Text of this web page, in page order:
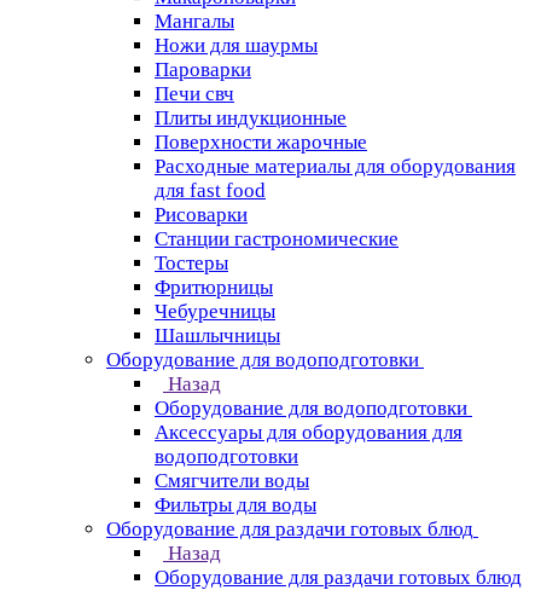
Мангалы
Ножи для шаурмы
Пароварки
Печи свч
Плиты индукционные
Поверхности жарочные
Расходные материалы для оборудования
для fast food
Рисоварки
Станции гастрономические
Тостеры
Фритюрницы
Чебуречницы
Шашлычницы
Оборудование для водоподготовки
Назад
Оборудование для водоподготовки
Аксессуары для оборудования для
водоподготовки
Смягчители воды
Фильтры для воды
Оборудование для раздачи готовых блюд
Назад
Оборудование для раздачи готовых блюд